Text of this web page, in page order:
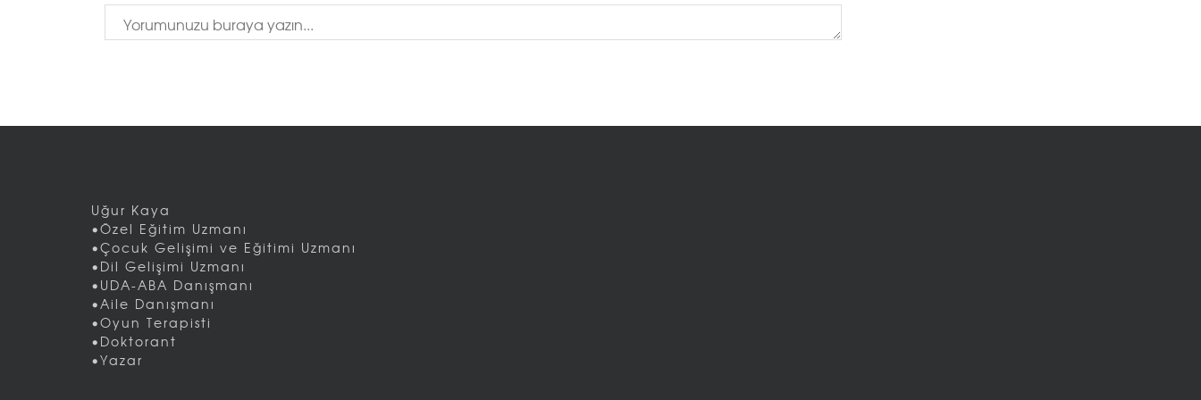
Uğur Kaya
•Özel Eğitim Uzmanı
•Çocuk Gelişimi ve Eğitimi Uzmanı
•Dil Gelişimi Uzmanı
•UDA-ABA Danışmanı
•Aile Danışmanı
•Oyun Terapisti
•Doktorant
•Yazar